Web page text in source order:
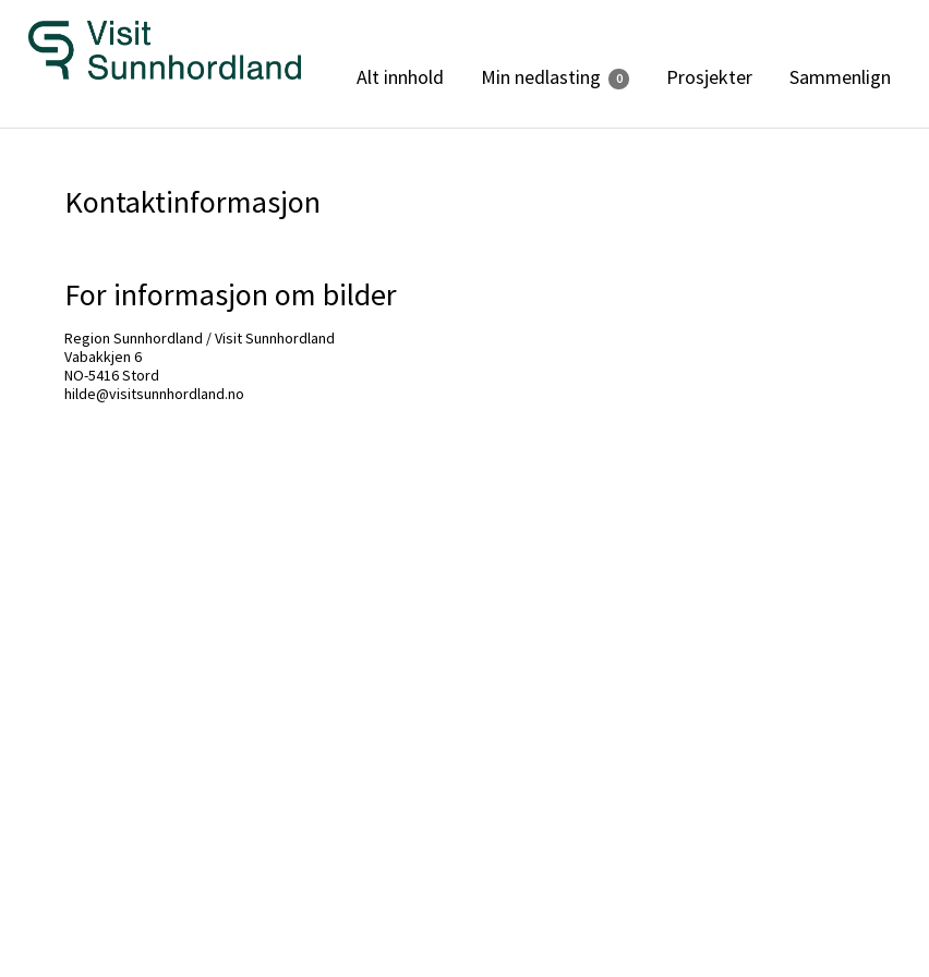
Alt innhold Min nedlasting 0 Prosjekter Sammenlign
Kontaktinformasjon
For informasjon om bilder
Region Sunnhordland / Visit Sunnhordland
Vabakkjen 6
NO-5416 Stord
hilde@visitsunnhordland.no